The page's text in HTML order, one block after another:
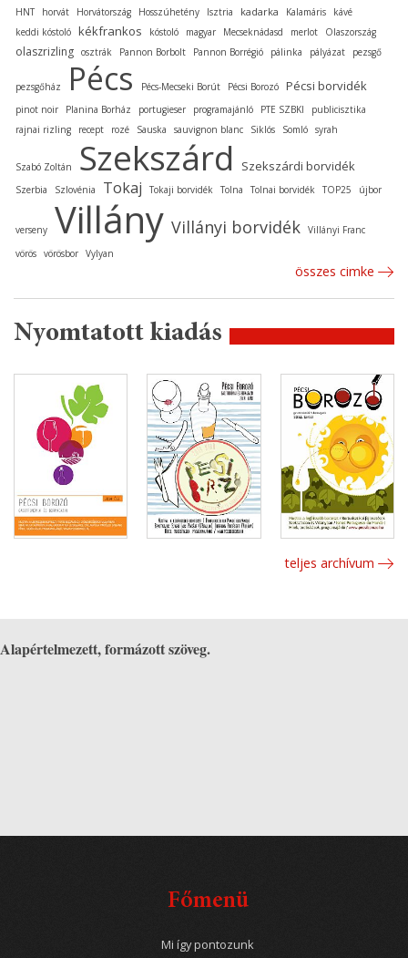
HNT
horvát Horvátország Hosszúhetény Isztria kadarka Kalamáris
kávé
keddi kóstoló kékfrankos kóstoló magyar Mecseknádasd merlot Olaszország
olaszrizling osztrák Pannon Borbolt Pannon Borrégió pálinka pályázat pezsgő
pezsgőház Pécs Pécs-Mecseki Borút Pécsi Borozó Pécsi borvidék
pinot noir Planina Borház portugieser programajánló PTE SZBKI
publicisztika
rajnai rizling
recept rozé Sauska sauvignon blanc Siklós Somló syrah
Szabó Zoltán Szekszárd Szekszárdi borvidék
Szerbia Szlovénia Tokaj Tokaji borvidék Tolna Tolnai borvidék TOP25 újbor
verseny Villány Villányi borvidék Villányi Franc
vörös vörösbor Vylyan
összes cimke
Nyomtatott kiadás
teljes archívum
Alapértelmezett, formázott szöveg.
Főmenü
Mi így pontozunk